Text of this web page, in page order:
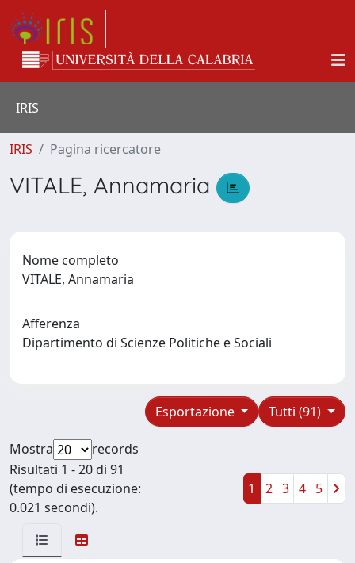
IRIS
IRIS Pagina ricercatore
VITALE, Annamaria
Nome completo
VITALE, Annamaria
Afferenza
Dipartimento di Scienze Politiche e Sociali
Tutti (91)
Esportazione
Mostra
records
Risultati 1 - 20 di 91
(tempo di esecuzione:
0.021 secondi).
1 2 3 4 5